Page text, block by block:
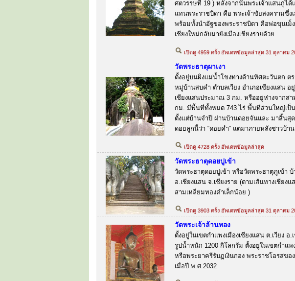
ศตวรรษที่ 19 ) หลังจากนั้นพระเจ้าแสนภูได้
แทนพระราชบิดา คือ พระเจ้าชัยสงครามซึ่ง
พร้อมทั้งนำอัฐของพระราชบิดา คือพ่อขุนเม็
เชียงใหม่กลับมายังเมืองเชียงรายด้วย
เปิดดู 4959 ครั้ง อัพเดทข้อมูลล่าสุด 31 ตุลาคม
วัดพระธาตุผาเงา
ตั้งอยู่บนฝั่งแม่น้ำโขงทางด้านทิศตะวันตก ต
หมู่บ้านสบคำ ตำบลเวียง อำเภอเชียงแสน อ
เชียงแสนประมาณ 3 กม. หรืออยู่ห่างจากส
กม. มีพื้นที่ทั้งหมด 743 ไร่ พื้นที่ส่วนใหญ่เป็น
ตั้งแต่บ้านจำปี ผ่านบ้านดอยจันและ มาสิ้นสุ
ดอยลูกนี้ว่า “ดอยคำ” แต่มาภายหลังชาวบ้าน
เปิดดู 4728 ครั้ง อัพเดทข้อมูลล่าสุด
วัดพระธาตุดอยปูเข้า
วัดพระธาตุดอยปูเข้า หรือวัดพระธาตุภูเข้า
อ.เชียงแสน จ.เชียงราย (ตามเส้นทางเชียง
สามเหลี่ยมทองคำเล็กน้อย )
เปิดดู 3903 ครั้ง อัพเดทข้อมูลล่าสุด 31 ตุลาคม
วัดพระเจ้าล้านทอง
ตั้งอยู่ในเขตกำแพงเมืองเชียงแสน ต.เวียง
รูปน้ำหนัก 1200 กิโลกรัม ตั้งอยู่ในเขตกำแพ
หรือพระยาครีรับฏเงินกอง พระราชโอรสขอ
เมื่อปี พ.ศ.2032